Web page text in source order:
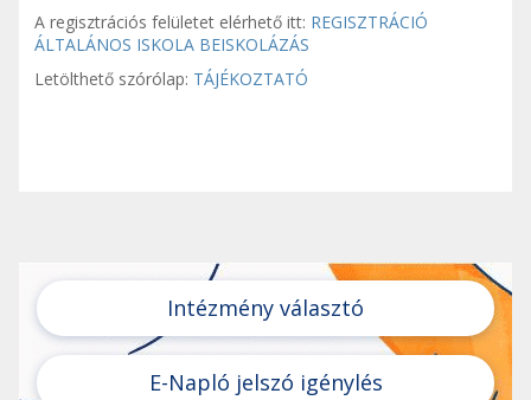
A regisztrációs felületet elérhető itt: REGISZTRÁCIÓ
ÁLTALÁNOS ISKOLA BEISKOLÁZÁS
Letölthető szórólap: TÁJÉKOZTATÓ
Intézmény választó
E-Napló jelszó igénylés